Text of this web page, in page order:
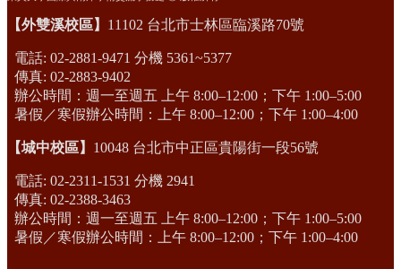
【外雙溪校區】 11102 台北市士林區臨溪路70號
電話: 02-2881-9471 分機 5361~5377
傳真: 02-2883-9402
辦公時間：週一至週五 上午 8:00–12:00；下午 1:00–5:00
暑假／寒假辦公時間：上午 8:00–12:00；下午 1:00–4:00
【城中校區】 10048 台北市中正區貴陽街一段56號
電話: 02-2311-1531 分機 2941
傳真: 02-2388-3463
辦公時間：週一至週五 上午 8:00–12:00；下午 1:00–5:00
暑假／寒假辦公時間：上午 8:00–12:00；下午 1:00–4:00